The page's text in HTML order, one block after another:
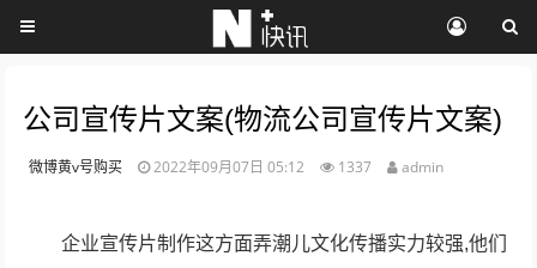
公司宣传片文案(物流公司宣传片文案)
微博黄v号购买 2022年09月07日 05:12 1337 admin
企业宣传片制作这方面弄潮儿文化传播实力较强,他们